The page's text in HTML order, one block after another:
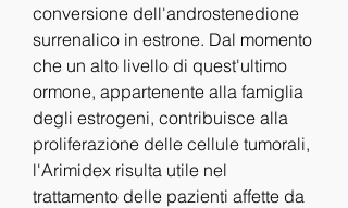
conversione dell'androstenedione
surrenalico in estrone. Dal momento
che un alto livello di quest'ultimo
ormone, appartenente alla famiglia
degli estrogeni, contribuisce alla
proliferazione delle cellule tumorali,
l'Arimidex risulta utile nel
trattamento delle pazienti affette da